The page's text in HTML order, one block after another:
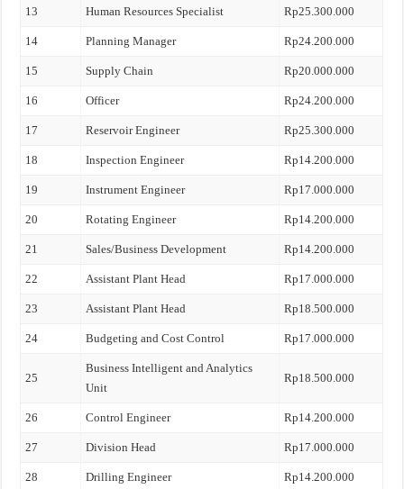
13 Human Resources Specialist Rp25.300.000
14 Planning Manager Rp24.200.000
15 Supply Chain Rp20.000.000
16 Officer Rp24.200.000
17 Reservoir Engineer Rp25.300.000
18 Inspection Engineer Rp14.200.000
19 Instrument Engineer Rp17.000.000
20 Rotating Engineer Rp14.200.000
21 Sales/Business Development Rp14.200.000
22 Assistant Plant Head Rp17.000.000
23 Assistant Plant Head Rp18.500.000
24 Budgeting and Cost Control Rp17.000.000
25
Business Intelligent and Analytics
Unit
Rp18.500.000
26 Control Engineer Rp14.200.000
27 Division Head Rp17.000.000
28 Drilling Engineer Rp14.200.000